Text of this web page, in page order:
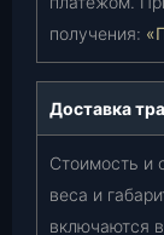
получения:
Доставка
Стоимость и
веса и
включаются